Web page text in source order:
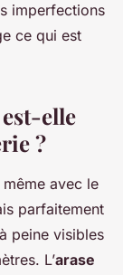
imperfections
ce qui est
elle
?
avec le
parfaitement
peine visibles
L’arase